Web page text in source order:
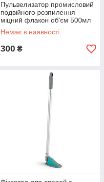
Пульвелизатор промисловий
подвійного розпилення
міцний флакон об'єм 500мл
червоний
Немає в наявності
300 ₴